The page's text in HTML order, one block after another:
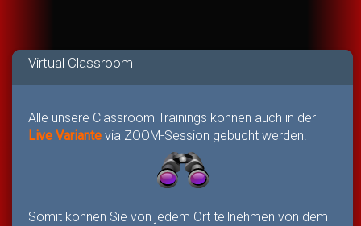
Virtual Classroom
Alle unsere Classroom Trainings können auch in der
Live Variante via ZOOM-Session gebucht werden.
Somit können Sie von jedem Ort teilnehmen von dem